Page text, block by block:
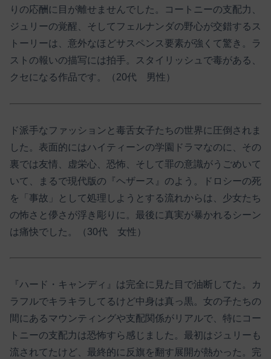
りの応酬に目が離せませんでした。コートニーの支配力、
ジュリーの覚醒、そしてフェルナンダの野心が交錯するス
トーリーは、意外なほどサスペンス要素が強くて驚き。ラ
ストの報いの描写には拍手。スタイリッシュで毒がある、
クセになる作品です。（20代 男性）
ド派手なファッションと毒舌女子たちの世界に圧倒されま
した。表面的にはハイティーンの学園ドラマなのに、その
裏では友情、虚栄心、恐怖、そして罪の意識がうごめいて
いて、まるで現代版の『ヘザース』のよう。ドロシーの死
を「事故」として処理しようとする流れからは、少女たち
の怖さと儚さが浮き彫りに。最後に真実が暴かれるシーン
は痛快でした。（30代 女性）
『ハード・キャンディ』は完全に見た目で油断してた。カ
ラフルでキラキラしてるけど中身は真っ黒。女の子たちの
間にあるマウンティングや支配関係がリアルで、特にコー
トニーの支配力は恐怖すら感じました。最初はジュリーも
流されてたけど、最終的に反旗を翻す展開が熱かった。完